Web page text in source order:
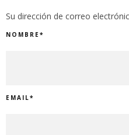
Su dirección de correo
NOMBRE*
EMAIL*